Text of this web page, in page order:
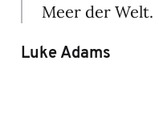
Meer der Welt.
Luke Adams